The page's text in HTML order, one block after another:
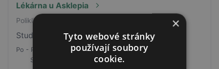
Lékárna u Asklepia
Poliklinika Žďár
Studentská 7 Žďár nad Sázavou
Po - Pá
07:00 - 18:00
So
×
Tyto webové stránky
používají soubory
cookie.